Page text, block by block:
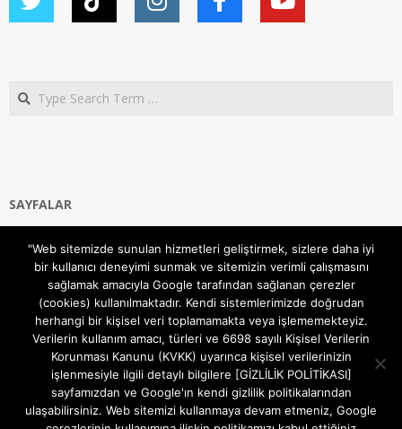
Search
SAYFALAR
Gizlilik ve Çerezler (Cookies) Politikası
Hakkımızda
İletişim Kanalları
MODEM KURULUM
TEKNİK DESTEK
TELEVİZYON SİSTEMLERİ
"Web sitemizde sunulan hizmetleri geliştirmek, sizlere daha iyi
bir kullanıcı deneyimi sunmak ve sitemizin verimli çalışmasını
sağlamak amacıyla Google tarafından sağlanan çerezler
(cookies) kullanılmaktadır. Kendi sistemlerimizde doğrudan
herhangi bir kişisel veri toplamamakta veya işlememekteyiz.
Verilerin kullanım amacı, türleri ve 6698 sayılı Kişisel Verilerin
Korunması Kanunu (KVKK) uyarınca kişisel verilerinizin
işlenmesiyle ilgili detaylı bilgilere [GİZLİLİK POLİTİKASI]
sayfamızdan ve Google'ın kendi gizlilik politikalarından
ulaşabilirsiniz. Web sitemizi kullanmaya devam etmeniz, Google